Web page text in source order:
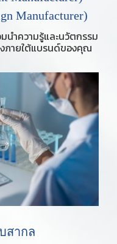
Manufacturer)
นำความรู้และนวัตกรรม
ายใต้แบรนด์ของคุณ
สากล